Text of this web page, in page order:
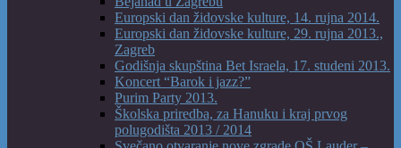
Europski dan židovske kulture, 14. rujna 2014.
Europski dan židovske kulture, 29. rujna 2013.,
Zagreb
Godišnja skupština Bet Israela, 17. studeni 2013.
Koncert “Barok i jazz?”
Purim Party 2013.
Školska priredba, za Hanuku i kraj prvog
polugodišta 2013 / 2014